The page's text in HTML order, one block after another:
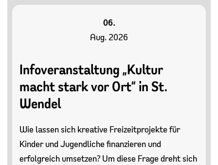
06.
Aug. 2026
Infoveranstaltung „Kultur
macht stark vor Ort“ in St.
Wendel
Wie lassen sich kreative Freizeitprojekte für
Kinder und Jugendliche finanzieren und
erfolgreich umsetzen? Um diese Frage dreht sich